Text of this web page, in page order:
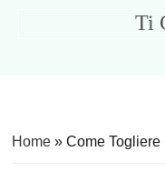
Ti
Casa
Home »Come